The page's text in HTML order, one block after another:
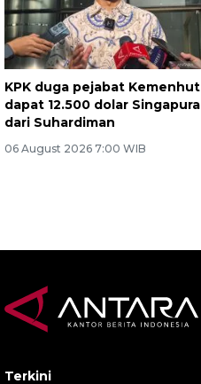
KPK duga pejabat Kemenhut
dapat 12.500 dolar Singapura
dari Suhardiman
06 August 2026 7:00 WIB
Terkini